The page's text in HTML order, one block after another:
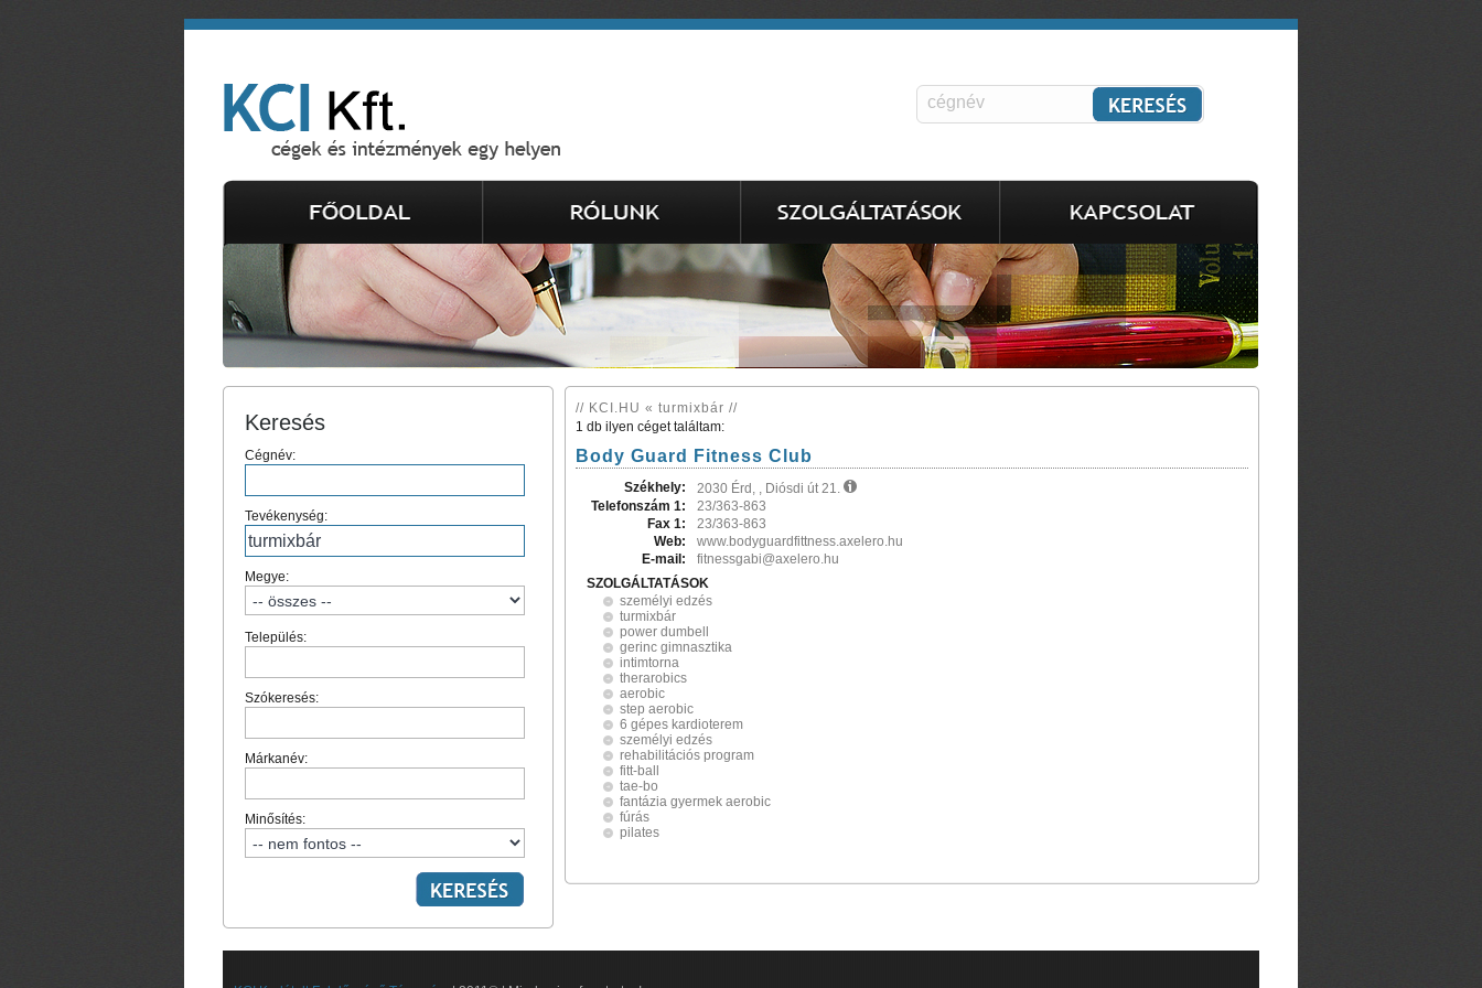
Keresés
Cégnév:
Tevékenység:
Megye:
Település:
Szókeresés:
Márkanév:
Minősítés:
// KCI.HU « turmixbár //
1 db ilyen céget találtam:
Body Guard Fitness Club
Székhely:
2030 Érd, , Diósdi út 21.
Telefonszám 1:
23/363-863
Fax 1:
23/363-863
Web:
www.bodyguardfittness.axelero.hu
E-mail:
fitnessgabi@axelero.hu
SZOLGÁLTATÁSOK
személyi edzés
turmixbár
power dumbell
gerinc gimnasztika
intimtorna
therarobics
aerobic
step aerobic
6 gépes kardioterem
személyi edzés
rehabilitációs program
fitt-ball
tae-bo
fantázia gyermek aerobic
fúrás
pilates